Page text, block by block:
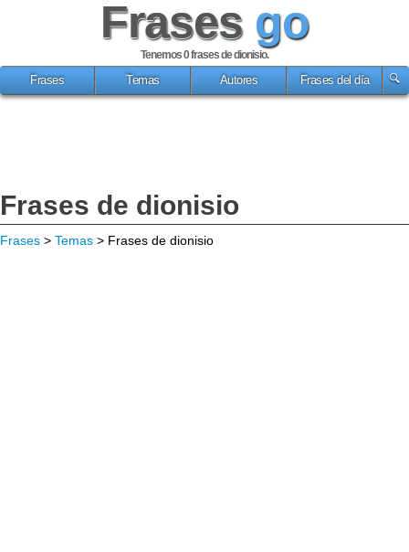
Frases go
Tenemos 0frases de dionisio.
Frases
Temas Autores Frases del día
Frases de dionisio
Frases > Temas > Frases de dionisio